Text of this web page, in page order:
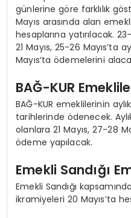
günlerine göre farklılık
Mayıs arasında alan
hesaplarına yatırılacak.
21 Mayıs, 25-26 Mayıs’ta
Mayıs’ta ödemelerini
BAĞ-KUR
BAĞ-KUR emeklilerinin
tarihlerinde ödenecek.
olanlara 21 Mayıs, 27-28
ödeme yapılacak.
Emekli Sandığı
Emekli Sandığı
ikramiyeleri 20 Mayıs’ta